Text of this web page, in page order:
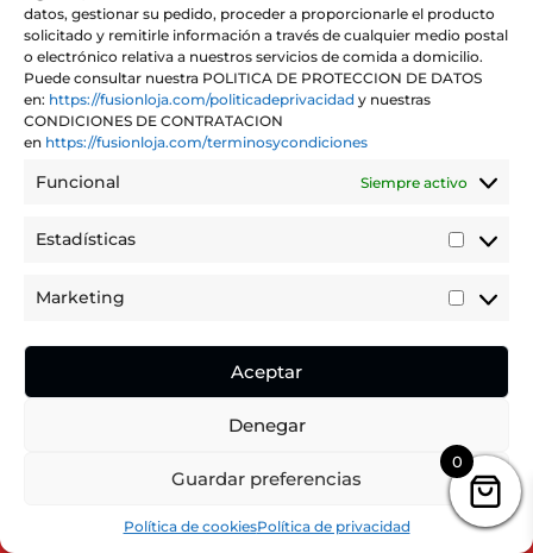
datos, gestionar su pedido, proceder a proporcionarle el producto
solicitado y remitirle información a través de cualquier medio postal
o electrónico relativa a nuestros servicios de comida a domicilio.
Puede consultar nuestra POLITICA DE PROTECCION DE DATOS
en: https://fusionloja.com/politicadeprivacidad y nuestras
CONDICIONES DE CONTRATACION
en https://fusionloja.com/terminosycondiciones
Funcional Siempre activo
Estadísticas
Marketing
Aceptar
Denegar
Guardar preferencias
Política de cookiesPolítica de privacidad
PATATAS PULLED PORK
13,50
Puedes realizar tu pedido dentro de
Hours 1 Minutes 2 Seconds
Hide Message
0